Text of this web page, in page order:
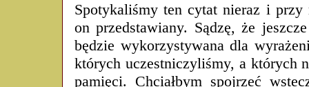
Spotykaliśmy ten cytat nieraz i przy
on przedstawiany. Sądzę, że
będzie wykorzystywana dla
których uczestniczyliśmy, a których
pamięci. Chciałbym spojrzeć